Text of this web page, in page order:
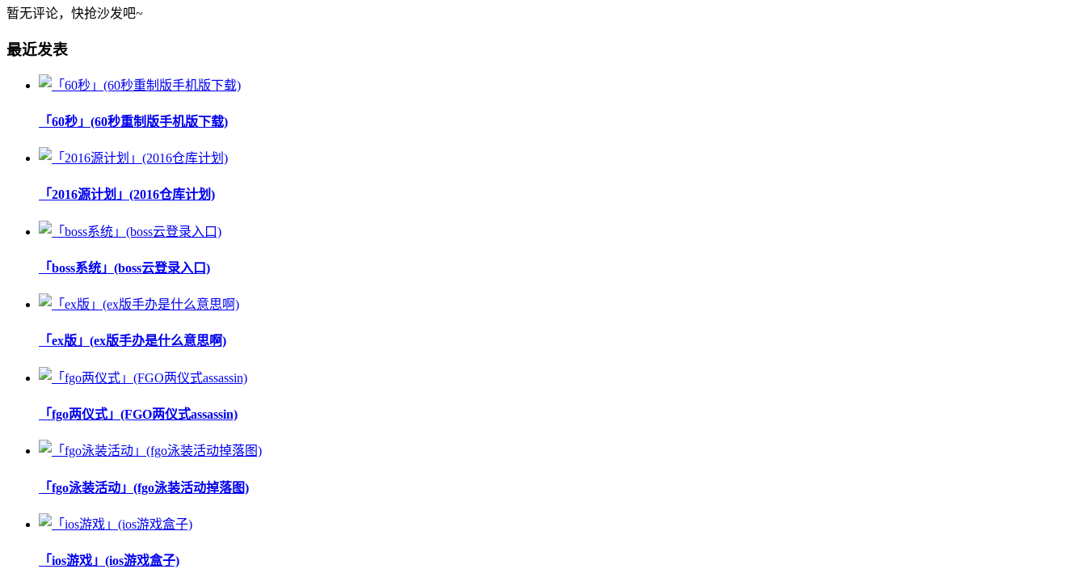
暂无评论，快抢沙发吧~
最近发表
「60秒」(60秒重制版手机版下载)
「2016源计划」(2016仓库计划)
「boss系统」(boss云登录入口)
「ex版」(ex版手办是什么意思啊)
「fgo两仪式」(FGO两仪式assassin)
「fgo泳装活动」(fgo泳装活动掉落图)
「ios游戏」(ios游戏盒子)